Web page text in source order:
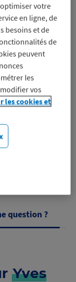
en
sur les
: produits et
son
Scientifique
question ?
Yves
votre
en ligne, de
besoins et de
de
peuvent
les
vos
les cookies et